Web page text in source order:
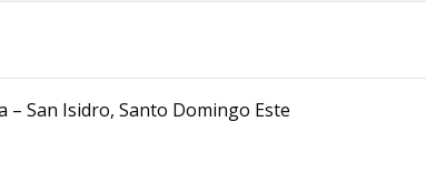
– San Isidro, Santo Domingo Este